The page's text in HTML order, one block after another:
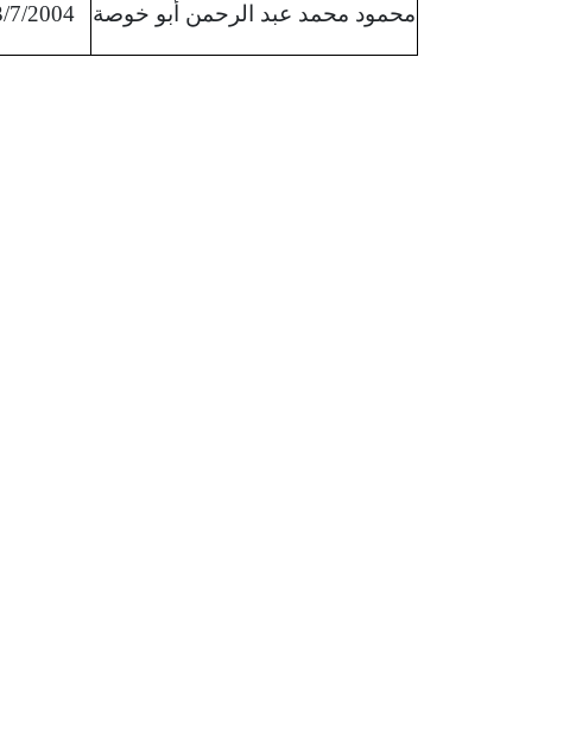
محمود محمد عبد الرحمن أبو خوصة 7/2004